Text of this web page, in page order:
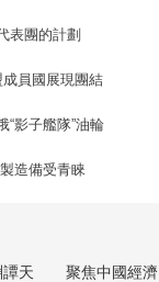
表團的計劃
員國展現團結
“影子艦隊”油輪
造備受青睞
譚天 聚焦中國經濟